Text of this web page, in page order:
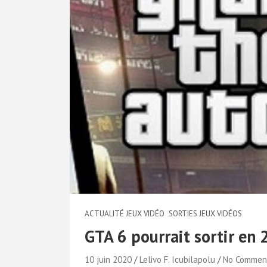
ACTUALITÉ JEUX VIDÉO SORTIES JEUX VIDÉOS
GTA 6 pourrait sortir en
10 juin 2020 Lelivo F. Icubilapolu
No